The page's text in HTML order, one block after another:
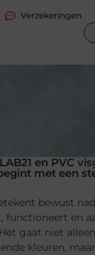
Verzekeringen
en PVC
met een
bewust
functioneert en
gaat niet
kleuren,